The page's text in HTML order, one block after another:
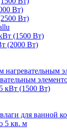
Вт)
Вт)
(1500 Вт)
(2000 Вт)
кВт (1500 Вт)
для ванной
5 кв. м